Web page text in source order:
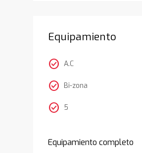
Equipamiento
check_circle A.C
check_circle Bi-zona
check_circle 5
Equipamiento completo